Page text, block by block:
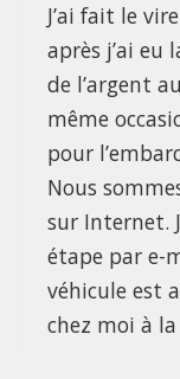
J’ai fait le
après j’ai
de l’argent
même
pour
Nous
sur Internet.
étape par e-
véhicule est
chez moi à